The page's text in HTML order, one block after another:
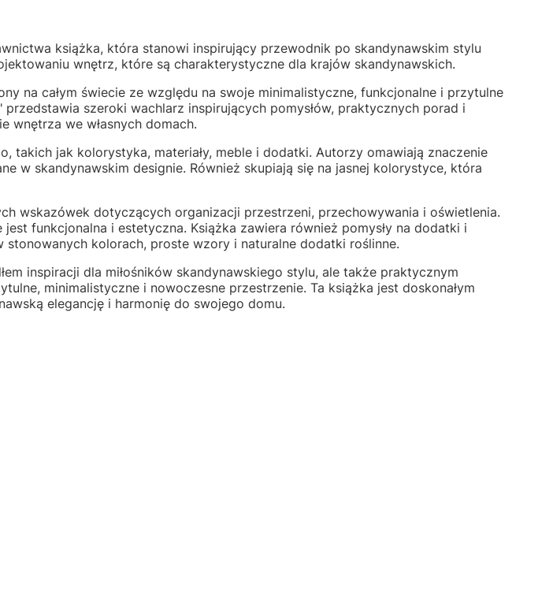
książka, która stanowi inspirujący przewodnik po skandynawskim stylu
wnętrz, które są charakterystyczne dla krajów skandynawskich.
na całym świecie ze względu na swoje minimalistyczne, funkcjonalne i przytulne
szeroki wachlarz inspirujących pomysłów, praktycznych porad i
wnętrza we własnych domach.
takich jak kolorystyka, materiały, meble i dodatki. Autorzy omawiają znaczenie
w skandynawskim designie. Również skupiają się na jasnej kolorystyce, która
wskazówek dotyczących organizacji przestrzeni, przechowywania i oświetlenia.
funkcjonalna i estetyczna. Książka zawiera również pomysły na dodatki i
kolorach, proste wzory i naturalne dodatki roślinne.
inspiracji dla miłośników skandynawskiego stylu, ale także praktycznym
minimalistyczne i nowoczesne przestrzenie. Ta książka jest doskonałym
elegancję i harmonię do swojego domu.